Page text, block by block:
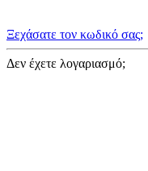
Ξεχάσατε τον κωδικό σας;
Δεν έχετε λογαριασμό;